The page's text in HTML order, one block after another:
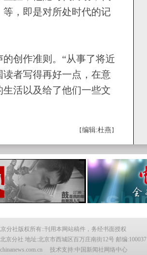
，即是对所处时代的记
创作准则。“从事了将近
者写得再好一点，在意
活以及给了他们一些文
【编辑:杜燕】
分社版权所有::刊用本网站稿件，务经书面授权
京分社 地址:北京市西城区百万庄南街12号 邮编:100037
技术支持:中国新闻社网络中心